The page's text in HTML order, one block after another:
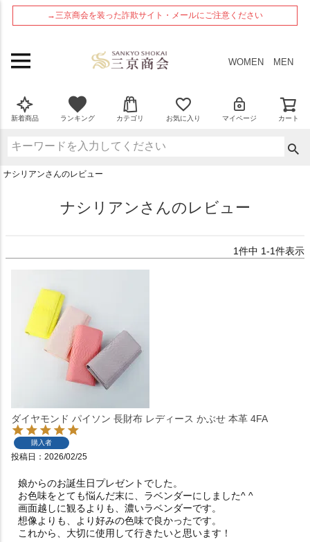
→三京商会を装った詐欺サイト・メールにご注意ください
WOMEN MEN
新着商品 ランキング カテゴリ お気に入り マイページ カート
ナシリアンさんのレビュー
ナシリアンさんのレビュー
1件中 1-1件表示
ダイヤモンド パイソン 長財布 レディース かぶせ 本革 4FA
購入者
投稿日 2026/02/25
娘からのお誕生日プレゼントでした。
お色味をとても悩んだ末に、ラベンダーにしました^ ^
画面越しに観るよりも、濃いラベンダーです。
想像よりも、より好みの色味で良かったです。
これから、大切に使用して行きたいと思います！
ペー